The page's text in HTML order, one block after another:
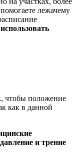
лежачему
чтобы положение
как в данной
и трение